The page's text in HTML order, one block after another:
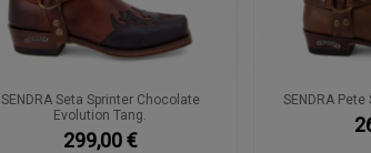
SENDRA Seta Sprinter Chocolate
Evolution Tang.
299,00 €
SENDRA